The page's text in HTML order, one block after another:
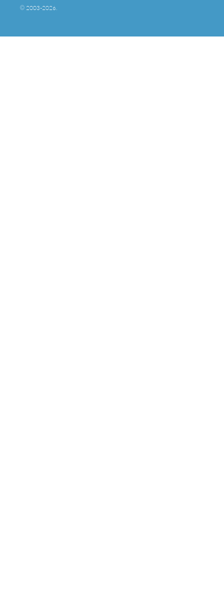
© 2003-2026.